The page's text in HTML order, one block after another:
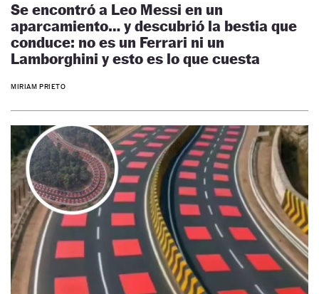
Se encontró a Leo Messi en un
aparcamiento… y descubrió la bestia que
conduce: no es un Ferrari ni un
Lamborghini y esto es lo que cuesta
MIRIAM PRIETO